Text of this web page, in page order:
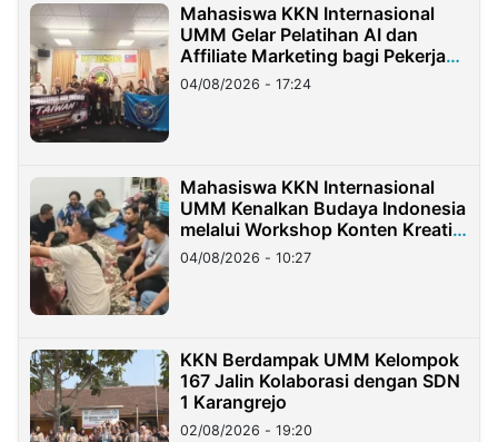
Mahasiswa KKN Internasional
UMM Gelar Pelatihan AI dan
Affiliate Marketing bagi Pekerja
Migran Indonesia di Taiwan
04/08/2026 - 17:24
Mahasiswa KKN Internasional
UMM Kenalkan Budaya Indonesia
melalui Workshop Konten Kreatif
di Taiwan
04/08/2026 - 10:27
KKN Berdampak UMM Kelompok
167 Jalin Kolaborasi dengan SDN
1 Karangrejo
02/08/2026 - 19:20